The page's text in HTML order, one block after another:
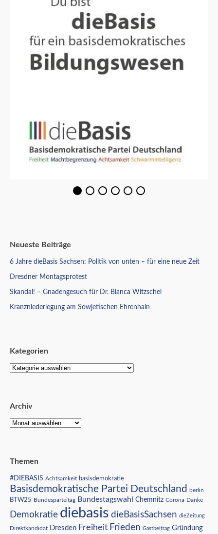
Neueste Beiträge
6 Jahre dieBasis Sachsen: Politik von unten – für eine neue Zeit
Dresdner Montagsprotest
Skandal! – Gnadengesuch für Dr. Bianca Witzschel
Kranzniederlegung am Sowjetischen Ehrenhain
Kategorien
Archiv
Themen
#DIEBASIS Achtsamkeit basisdemokratie
Basisdemokratische Partei Deutschland berlin
BTW25 Bundesparteitag Bundestagswahl Chemnitz Corona Danke
Demokratie diebasis dieBasisSachsen dieZeitung
Direktkandidat Dresden Freiheit Frieden Gastbeitrag Gründung